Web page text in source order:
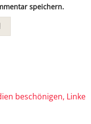
speichern.
beschönigen, Linke